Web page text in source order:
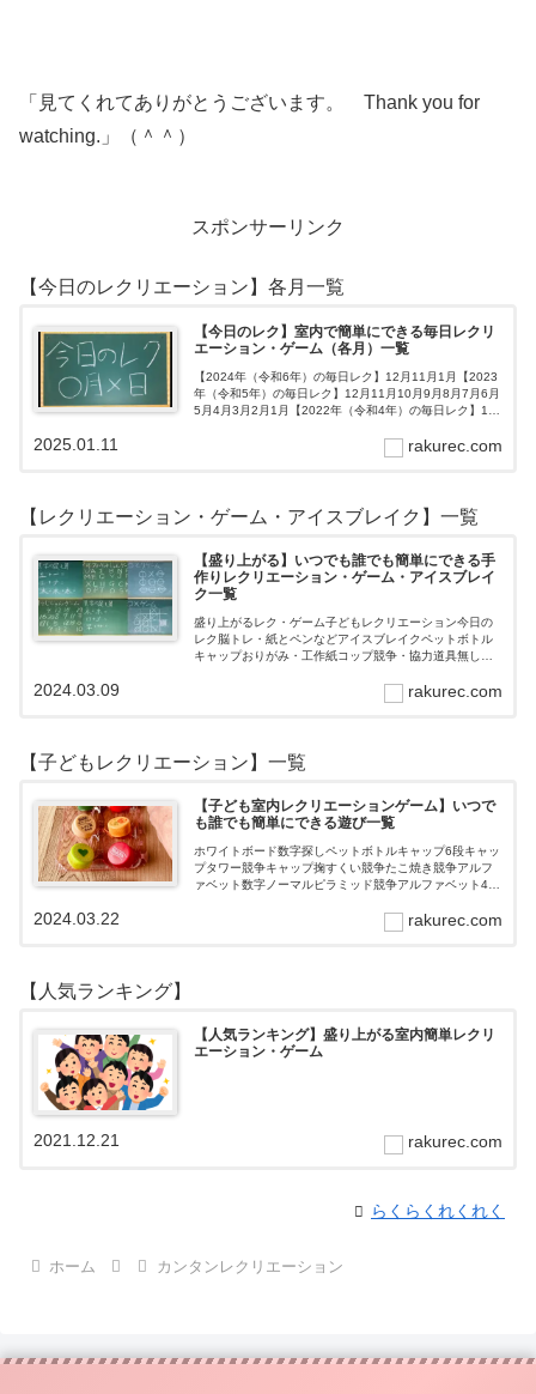
「見てくれてありがとうございます。 Thank you for
watching.」（＾＾）
スポンサーリンク
【今日のレクリエーション】各月一覧
【今日のレク】室内で簡単にできる毎日レクリ
エーション・ゲーム（各月）一覧
【2024年（令和6年）の毎日レク】12月11月1月【2023
年（令和5年）の毎日レク】12月11月10月9月8月7月6月
5月4月3月2月1月【2022年（令和4年）の毎日レク】12
rakurec.com
2025.01.11
【レクリエーション・ゲーム・アイスブレイク】一覧
【盛り上がる】いつでも誰でも簡単にできる手
作りレクリエーション・ゲーム・アイスブレイ
ク一覧
盛り上がるレク・ゲーム子どもレクリエーション今日の
レク脳トレ・紙とペンなどアイスブレイクペットボトル
キャップおりがみ・工作紙コップ競争・協力道具無し・
ロおはじき体操スライム脳トレ無料素材Yo…rakurec.com
2024.03.09
【子どもレクリエーション】一覧
【子ども室内レクリエーションゲーム】いつで
も誰でも簡単にできる遊び一覧
ホワイトボード数字探しペットボトルキャップ6段キャッ
プタワー競争キャップ掬すくい競争たこ焼き競争アルフ
ァベット数字ノーマルピラミッド競争アルファベット4段
rakurec.com
2024.03.22
【人気ランキング】
【人気ランキング】盛り上がる室内簡単レクリ
エーション・ゲーム
rakurec.com
2021.12.21
らくらくれくれく
ホーム カンタンレクリエーション